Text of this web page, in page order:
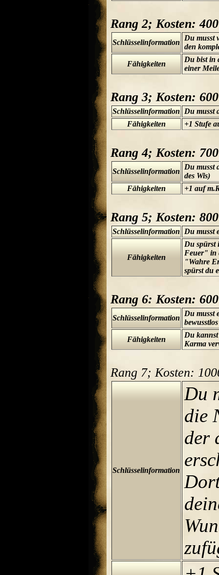
Rang 2; Kosten:
Schlüsselinformation
Du musst
den
Fähigkeiten
Du bist in
einer
Rang 3; Kosten:
Schlüsselinformation Du musst
Fähigkeiten
+1 Stufe
Rang 4; Kosten:
Schlüsselinformation
Du musst
des Wis)
Fähigkeiten
+1 auf
Rang 5; Kosten:
Schlüsselinformation Du musst
Fähigkeiten
Du spürst
Feuer" in
"Wahre
spürst du
Rang 6: Kosten:
Schlüsselinformation
Du musst
Fähigkeiten
Du kannst
Karma
Rang 7; Kosten:
Schlüsselinformation
Du
die
der